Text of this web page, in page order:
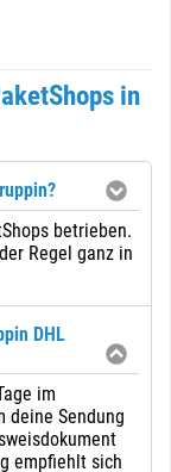
in
betrieben.
Regel ganz in
DHL
im
deine Sendung
empfiehlt sich